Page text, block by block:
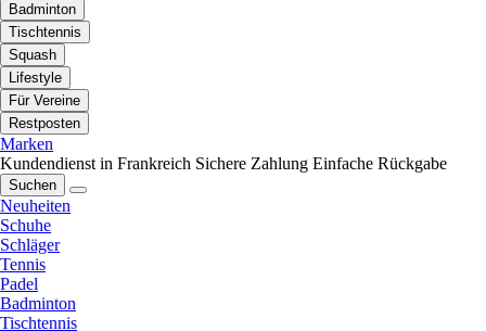
Badminton
Tischtennis
Squash
Lifestyle
Für Vereine
Restposten
Marken
Kundendienst in Frankreich Sichere Zahlung Einfache Rückgabe
Suchen
Neuheiten
Schuhe
Schläger
Tennis
Padel
Badminton
Tischtennis